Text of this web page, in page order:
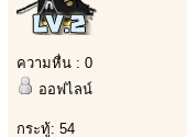
ความหื่น : 0
ออฟไลน์
กระทู้: 54